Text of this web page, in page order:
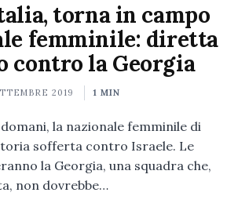
torna in campo
femminile: diretta
contro la Georgia
2019 1 MIN
la nazionale femminile di
sofferta contro Israele. Le
la Georgia, una squadra che,
non dovrebbe…